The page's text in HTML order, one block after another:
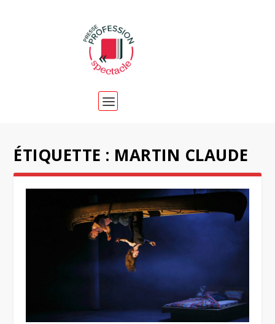
ÉTIQUETTE : MARTIN CLAUDE